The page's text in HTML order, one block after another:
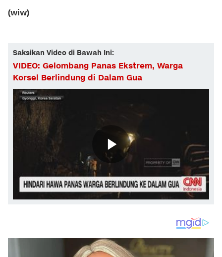
(wiw)
Saksikan Video di Bawah Ini:
VIDEO: Gelombang Panas Ekstrem, Warga
Korsel Berlindung di Dalam Gua